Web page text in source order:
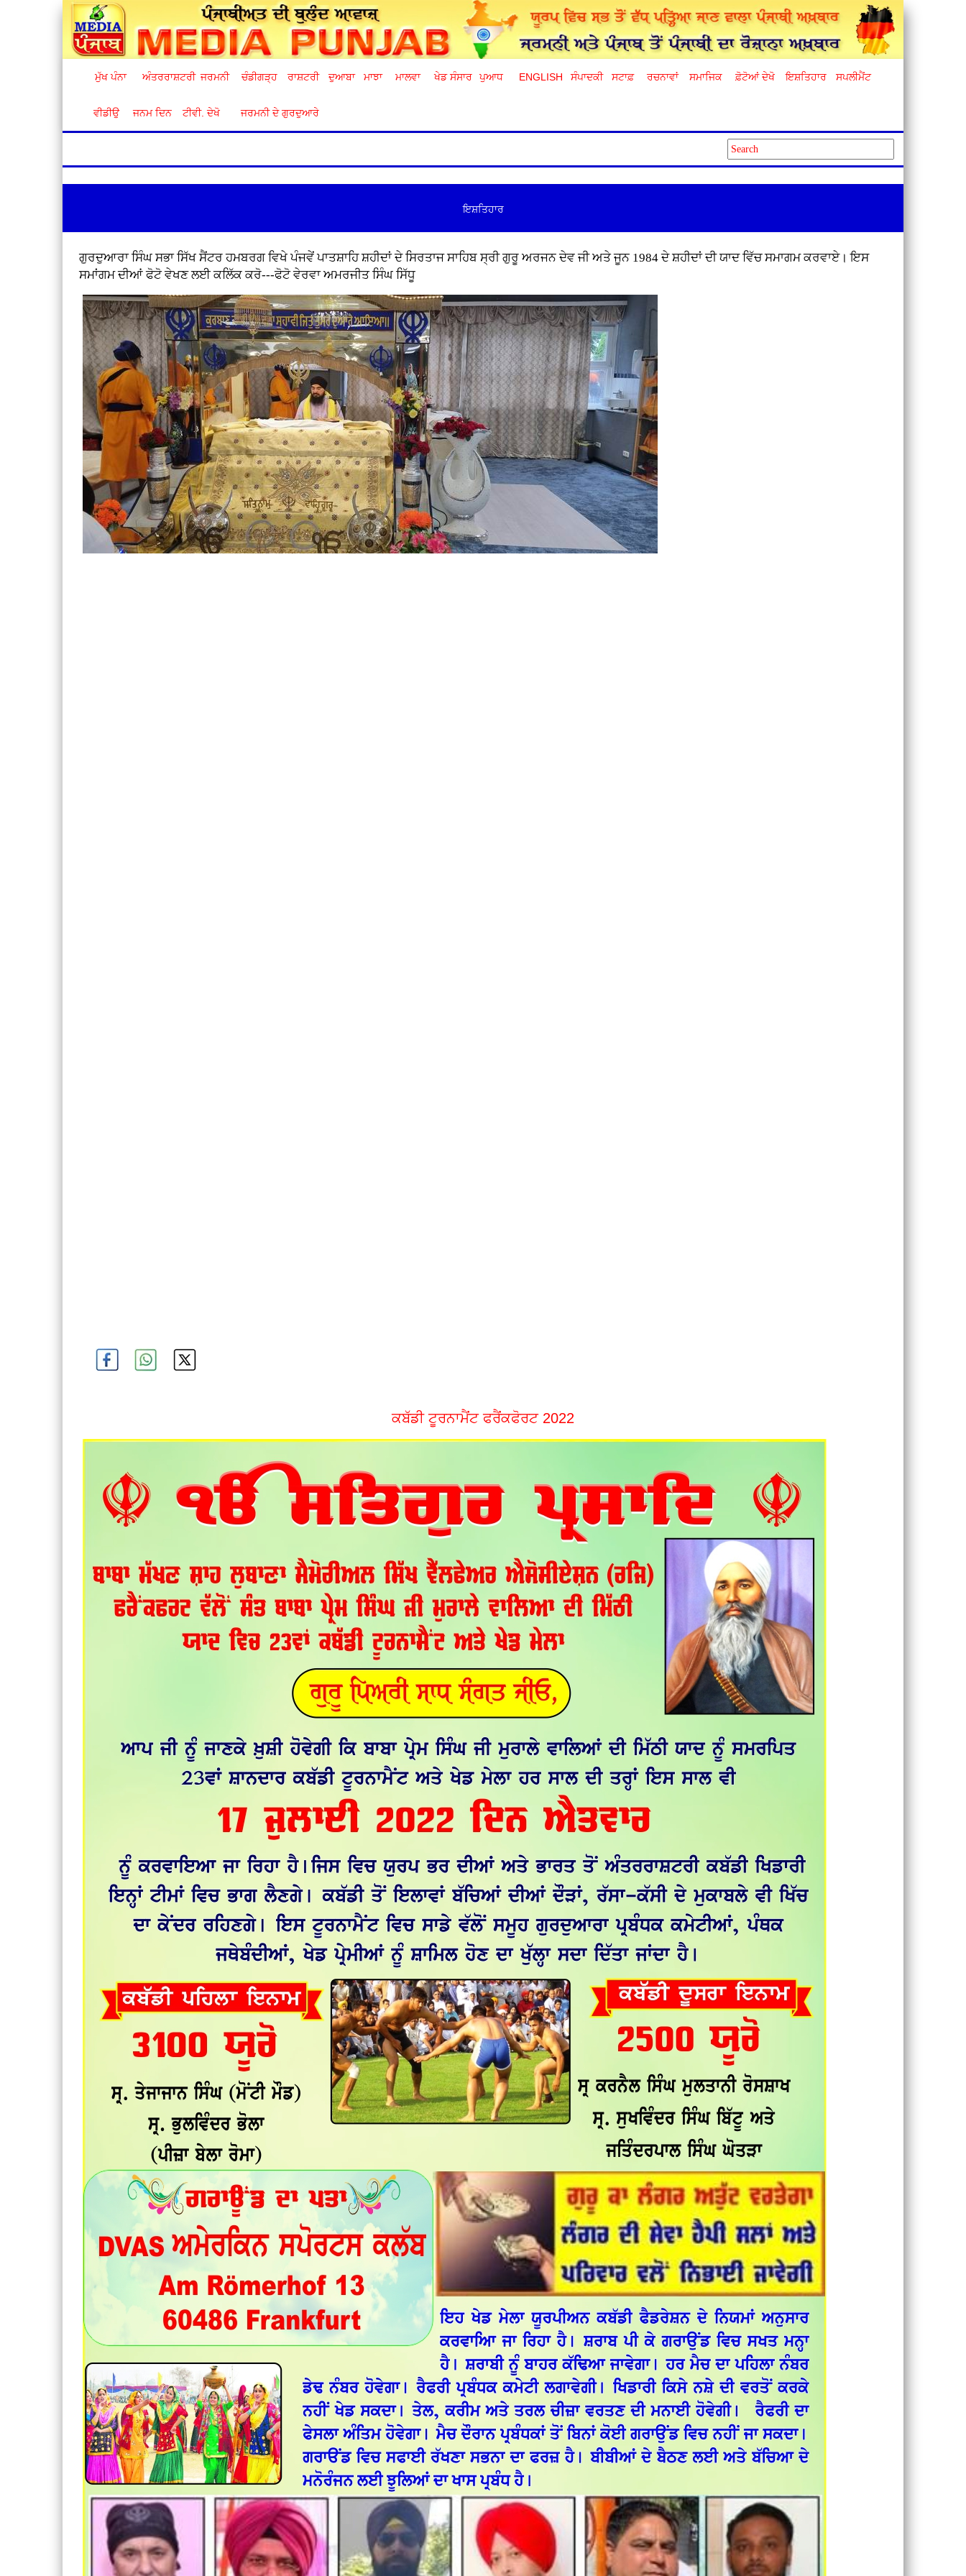
ਮੁੱਖ ਪੰਨਾ ਅੰਤਰਰਾਸ਼ਟਰੀ ਜਰਮਨੀ ਚੰਡੀਗੜ੍ਹ ਰਾਸ਼ਟਰੀ ਦੁਆਬਾ ਮਾਝਾ ਮਾਲਵਾ ਖੇਡ ਸੰਸਾਰ ਪੁਆਧ ENGLISH ਸੰਪਾਦਕੀ ਸਟਾਫ਼ ਰਚਨਾਵਾਂ ਸਮਾਜਿਕ ਫ਼ੋਟੋਆਂ ਦੇਖੋ ਇਸ਼ਤਿਹਾਰ ਸਪਲੀਮੈਂਟ
ਵੀਡੀਉ ਜਨਮ ਦਿਨ ਟੀਵੀ. ਦੇਖੋ ਜਰਮਨੀ ਦੇ ਗੁਰਦੁਆਰੇ
ਇਸ਼ਤਿਹਾਰ
ਗੁਰਦੁਆਰਾ ਸਿੰਘ ਸਭਾ ਸਿੱਖ ਸੈਂਟਰ ਹਮਬਰਗ ਵਿਖੇ ਪੰਜਵੇਂ ਪਾਤਸ਼ਾਹਿ ਸ਼ਹੀਦਾਂ ਦੇ ਸਿਰਤਾਜ ਸਾਹਿਬ ਸ੍ਰੀ ਗੁਰੂ ਅਰਜਨ ਦੇਵ ਜੀ ਅਤੇ ਜੂਨ 1984 ਦੇ ਸ਼ਹੀਦਾਂ ਦੀ ਯਾਦ ਵਿੱਚ ਸਮਾਗਮ ਕਰਵਾਏ। ਇਸ
ਸਮਾਂਗਮ ਦੀਆਂ ਫੋਟੋ ਵੇਖਣ ਲਈ ਕਲਿੱਕ ਕਰੋ---ਫੋਟੋ ਵੇਰਵਾ ਅਮਰਜੀਤ ਸਿੰਘ ਸਿੱਧੂ
ਕਬੱਡੀ ਟੂਰਨਾਮੈਂਟ ਫਰੈਂਕਫੋਰਟ 2022